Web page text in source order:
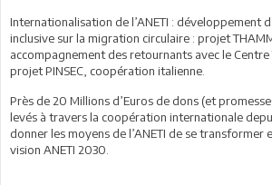
Internationalisation de l’ANETI : développement
inclusive sur la migration circulaire : projet
accompagnement des retournants avec le Centre
projet PINSEC, coopération italienne.
Près de 20 Millions d’Euros de dons (et
levés à travers la coopération internationale
donner les moyens de l’ANETI de se transformer
vision ANETI 2030.